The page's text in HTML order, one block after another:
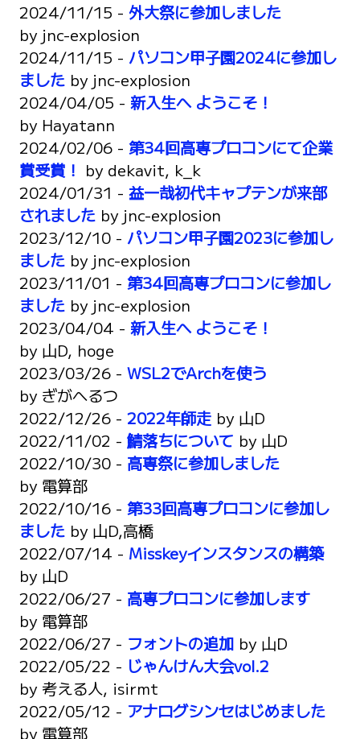
2024/11/15 - 外大祭に参加しました
by jnc-explosion
2024/11/15 - パソコン甲子園2024に参加し
ました by jnc-explosion
2024/04/05 - 新入生へ ようこそ！
by Hayatann
2024/02/06 - 第34回高専プロコンにて企業
賞受賞！ by dekavit, k_k
2024/01/31 - 益一哉初代キャプテンが来部
されました by jnc-explosion
2023/12/10 - パソコン甲子園2023に参加し
ました by jnc-explosion
2023/11/01 - 第34回高専プロコンに参加し
ました by jnc-explosion
2023/04/04 - 新入生へ ようこそ！
by 山D, hoge
2023/03/26 - WSL2でArchを使う
by ぎがへるつ
2022/12/26 - 2022年師走 by 山D
2022/11/02 - 鯖落ちについて by 山D
2022/10/30 - 高専祭に参加しました
by 電算部
2022/10/16 - 第33回高専プロコンに参加し
ました by 山D,高橋
2022/07/14 - Misskeyインスタンスの構築
by 山D
2022/06/27 - 高専プロコンに参加します
by 電算部
2022/06/27 - フォントの追加 by 山D
2022/05/22 - じゃんけん大会vol.2
by 考える人, isirmt
2022/05/12 - アナログシンセはじめました
by 電算部